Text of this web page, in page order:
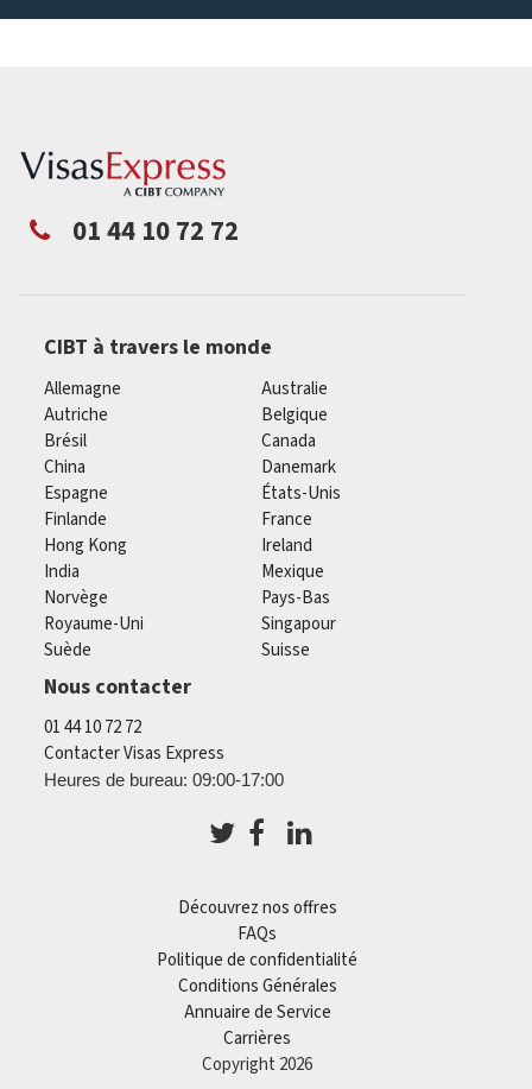
01 44 10 72 72
CIBT à travers le monde
Allemagne
Australie
Autriche
Belgique
Brésil
Canada
China
Danemark
Espagne
États-Unis
Finlande
France
Hong Kong
Ireland
India
Mexique
Norvège
Pays-Bas
Royaume-Uni
Singapour
Suède
Suisse
Nous contacter
01 44 10 72 72
Contacter Visas Express
Heures de bureau: 09:00-17:00
Découvrez nos offres
FAQs
Politique de confidentialité
Conditions Générales
Annuaire de Service
Carrières
Copyright 2026